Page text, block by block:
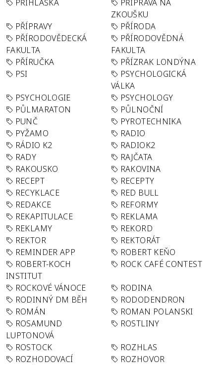
PŘIHLÁŠKA
PŘÍPRAVA NA
ZKOUŠKU
PŘÍPRAVY
PŘÍRODA
PŘÍRODOVĚDECKÁ
FAKULTA
PŘÍRODOVĚDNÁ
FAKULTA
PŘÍRUČKA
PŘÍZRAK LONDÝNA
PSI
PSYCHOLOGICKÁ
VÁLKA
PSYCHOLOGIE
PSYCHOLOGY
PŮLMARATON
PŮLNOČNÍ
PUNČ
PYROTECHNIKA
PYŽAMO
RADIO
RÁDIO K2
RADIOK2
RADY
RAJČATA
RAKOUSKO
RAKOVINA
RECEPT
RECEPTY
RECYKLACE
RED BULL
REDAKCE
REFORMY
REKAPITULACE
REKLAMA
REKLAMY
REKORD
REKTOR
REKTORÁT
REMINDER APP
ROBERT KEŇO
ROBERT-KOCH
INSTITUT
ROCK CAFÉ CONTEST
ROCKOVÉ VÁNOCE
RODINA
RODINNÝ DM BĚH
RODODENDRON
ROMÁN
ROMAN POLANSKI
ROSAMUND
LUPTONOVÁ
ROSTLINY
ROSTOCK
ROZHLAS
ROZHODOVACÍ
ROZHOVOR